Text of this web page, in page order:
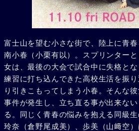
富士山を望む小さな街で、陸上に青
南小春（小栗有以）。スプリンター
女は、最後の大会で試合中に失格と
練習に打ち込んできた高校生活を振
り引きこもってしまう小春。そんな
事件が発生し、立ち直る事が出来な
る。同じく青春の悩みを抱える同級生
玲奈（倉野尾成美）、歩美（山﨑空）